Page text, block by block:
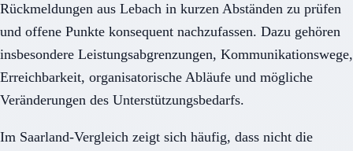
Rückmeldungen aus Lebach in kurzen Abständen zu prüfen
und offene Punkte konsequent nachzufassen. Dazu gehören
insbesondere Leistungsabgrenzungen, Kommunikationswege,
Erreichbarkeit, organisatorische Abläufe und mögliche
Veränderungen des Unterstützungsbedarfs.
Im Saarland-Vergleich zeigt sich häufig, dass nicht die